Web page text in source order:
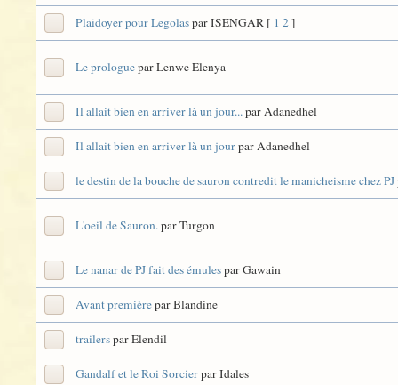
Plaidoyer pour Legolaspar ISENGAR [ 1 2]
Le prologuepar Lenwe Elenya
Il allait bien en arriver là un jour...par Adanedhel
Il allait bien en arriver là un jourpar Adanedhel
le destin de la bouche de sauron contredit le manicheisme chez PJ
L'oeil de Sauron.par Turgon
Le nanar de PJ fait des émulespar Gawain
Avant premièrepar Blandine
trailerspar Elendil
Gandalf et le Roi Sorcierpar Idales